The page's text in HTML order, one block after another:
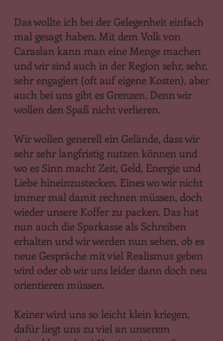
Das wollte ich bei der Gelegenheit einfach
mal gesagt haben. Mit dem Volk von
Caraslan kann man eine Menge machen
und wir sind auch in der Region sehr, sehr,
sehr engagiert (oft auf eigene Kosten), aber
auch bei uns gibt es Grenzen. Denn wir
wollen den Spaß nicht verlieren.
Wir wollen generell ein Gelände, dass wir
sehr sehr langfristig nutzen können und
wo es Sinn macht Zeit, Geld, Energie und
Liebe hineinzustecken. Eines wo wir nicht
immer mal damit rechnen müssen, doch
wieder unsere Koffer zu packen. Das hat
nun auch die Sparkasse als Schreiben
erhalten und wir werden nun sehen, ob es
neue Gespräche mit viel Realismus geben
wird oder ob wir uns leider dann doch neu
orientieren müssen.
Keiner wird uns so leicht klein kriegen,
dafür liegt uns zu viel an unserem